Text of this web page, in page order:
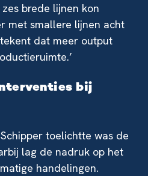
brede lijnen kon
met smallere lijnen acht
dat meer output
bij
toelichtte was de
lag de nadruk op het
handelingen.